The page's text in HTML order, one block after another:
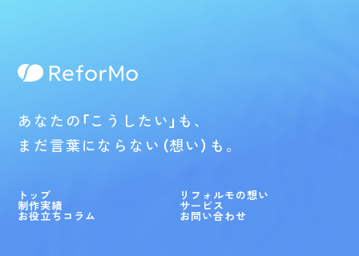
あなたの「こうしたい 」 も、
まだ言葉にならない （想い） も。
トップ リフォルモの想い
制作実績 サービス
お役立ちコラム お問い合わせ